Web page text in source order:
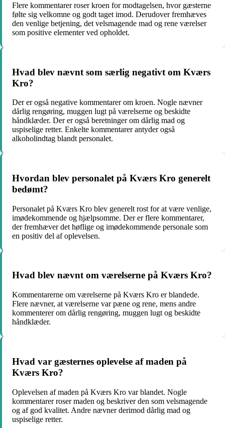
Flere kommentarer roser kroen for modtagelsen, hvor gæsterne
følte sig velkomne og godt taget imod. Derudover fremhæves
den venlige betjening, det velsmagende mad og rene værelser
som positive elementer ved opholdet.
Hvad blev nævnt som særlig negativt om Kværs
Kro?
Der er også negative kommentarer om kroen. Nogle nævner
dårlig rengøring, muggen lugt på værelserne og beskidte
håndklæder. Der er også beretninger om dårlig mad og
uspiselige retter. Enkelte kommentarer antyder også
alkoholindtag blandt personalet.
Hvordan blev personalet på Kværs Kro generelt
bedømt?
Personalet på Kværs Kro blev generelt rost for at være venlige,
imødekommende og hjælpsomme. Der er flere kommentarer,
der fremhæver det høflige og imødekommende personale som
en positiv del af oplevelsen.
Hvad blev nævnt om værelserne på Kværs Kro?
Kommentarerne om værelserne på Kværs Kro er blandede.
Flere nævner, at værelserne var pæne og rene, mens andre
kommenterer om dårlig rengøring, muggen lugt og beskidte
håndklæder.
Hvad var gæsternes oplevelse af maden på
Kværs Kro?
Oplevelsen af maden på Kværs Kro var blandet. Nogle
kommentarer roser maden og beskriver den som velsmagende
og af god kvalitet. Andre nævner derimod dårlig mad og
uspiselige retter.